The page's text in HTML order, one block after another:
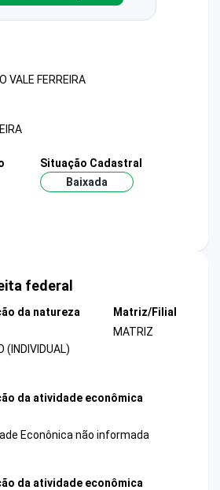
VALE FERREIRA
Situação Cadastral
Baixada
federal
da natureza
(INDIVIDUAL)
Matriz/Filial
MATRIZ
da atividade econômica
Econônica não informada
da atividade econômica